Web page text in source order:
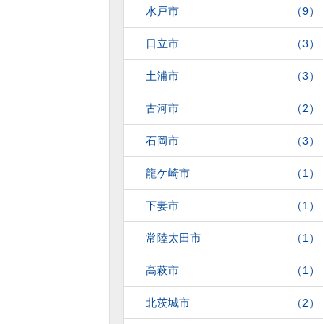
水戸市 （9）
日立市 （3）
土浦市 （3）
古河市 （2）
石岡市 （3）
龍ケ崎市 （1）
下妻市 （1）
常陸太田市 （1）
高萩市 （1）
北茨城市 （2）